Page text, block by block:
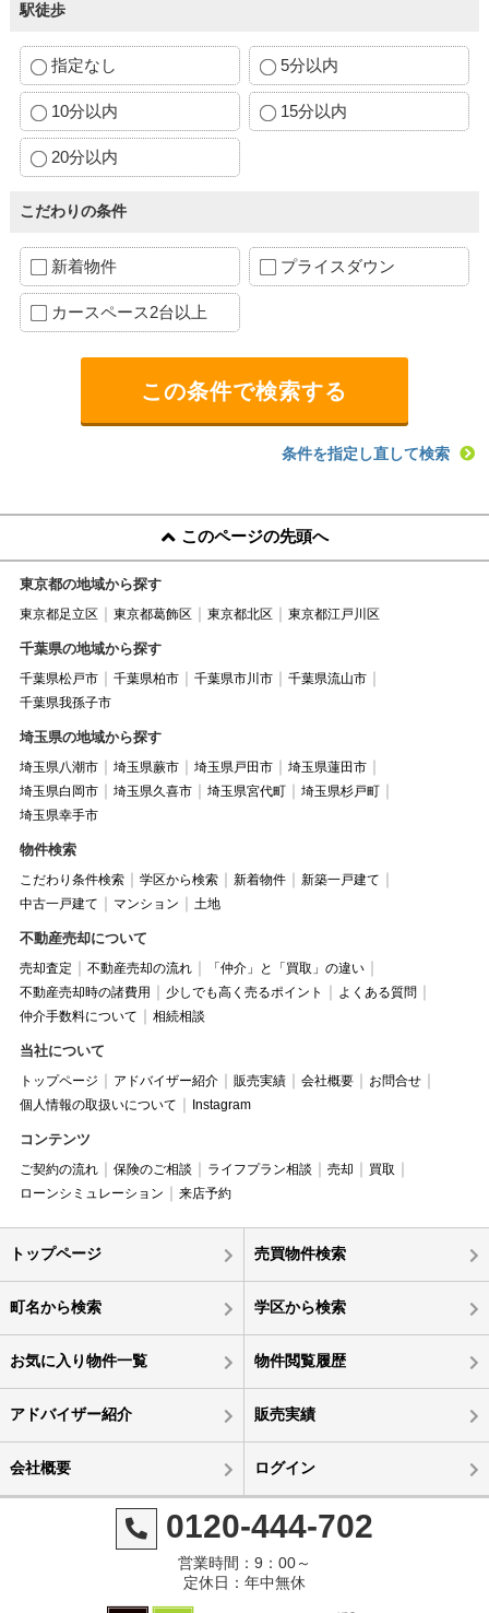
駅徒歩
指定なし 5分以内
10分以内 15分以内
20分以内
こだわりの条件
新着物件 プライスダウン
カースペース2台以上
条件を指定し直して検索
このページの先頭へ
東京都の地域から探す
東京都足立区 東京都葛飾区 東京都北区 東京都江戸川区
千葉県の地域から探す
千葉県松戸市 千葉県柏市 千葉県市川市
千葉県流山市
千葉県我孫子市
埼玉県の地域から探す
埼玉県八潮市 埼玉県蕨市 埼玉県戸田市
埼玉県蓮田市
埼玉県白岡市
埼玉県久喜市 埼玉県宮代町
埼玉県杉戸町
埼玉県幸手市
物件検索
こだわり条件検索 学区から検索 新着物件
新築一戸建て
中古一戸建て
マンション 土地
不動産売却について
売却査定 不動産売却の流れ
「仲介」と「買取」の違い
不動産売却時の諸費用
少しでも高く売るポイント
よくある質問
仲介手数料について
相続相談
当社について
トップページ アドバイザー紹介 販売実績 会社概要
お問合せ
個人情報の取扱いについて
Instagram
コンテンツ
ご契約の流れ 保険のご相談 ライフプラン相談 売却
買取
ローンシミュレーション
来店予約
トップページ 売買物件検索
町名から検索 学区から検索
お気に入り物件一覧 物件閲覧履歴
アドバイザー紹介 販売実績
会社概要 ログイン
0120-444-702
営業時間：9：00～
定休日：年中無休